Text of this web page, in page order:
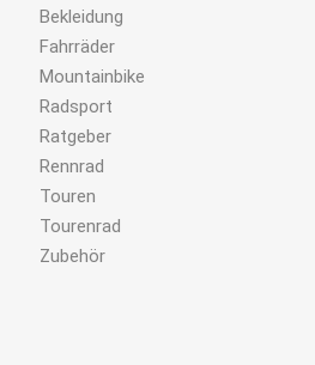
Bekleidung
Fahrräder
Mountainbike
Radsport
Ratgeber
Rennrad
Touren
Tourenrad
Zubehör